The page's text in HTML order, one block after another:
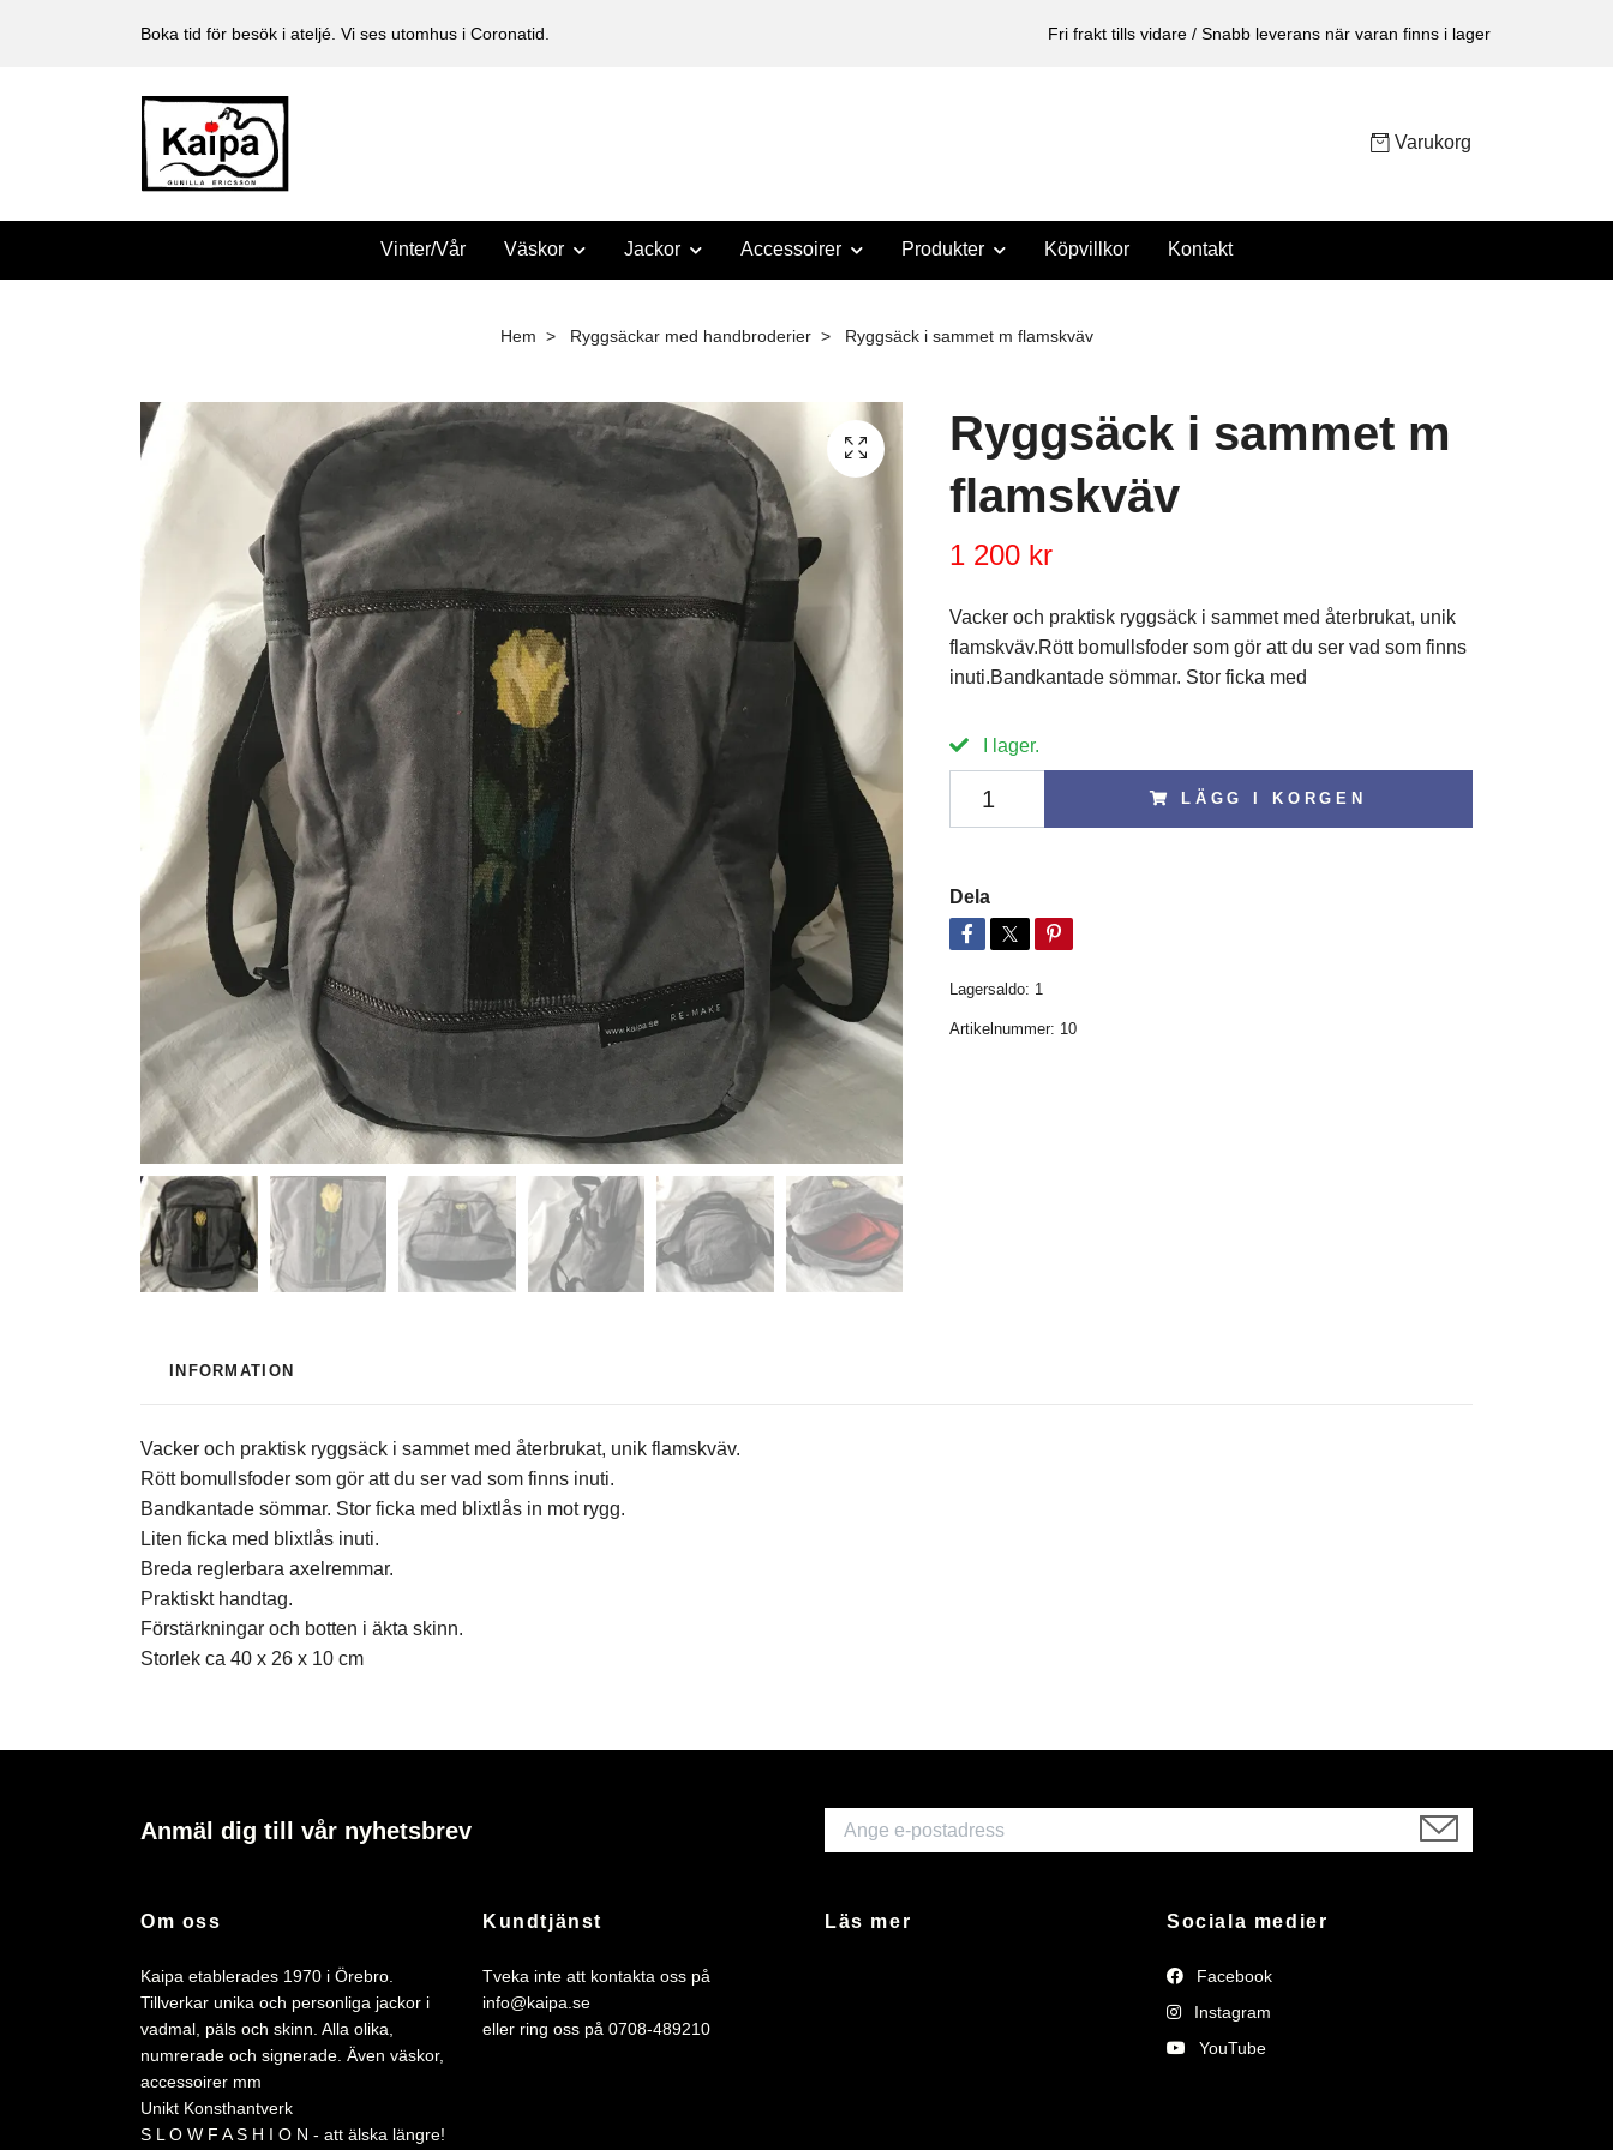
Boka tid för besök i ateljé. Vi ses utomhus i Coronatid. Fri frakt tills vidare / Snabb leverans när varan finns i lager
Varukorg
Vinter/Vår Väskor Jackor Accessoirer Produkter Köpvillkor Kontakt
Hem Ryggsäckar med handbroderier Ryggsäck i sammet m flamskväv
Ryggsäck i sammet m
flamskväv
1 200 kr
Vacker och praktisk ryggsäck i sammet med återbrukat, unik
flamskväv.Rött bomullsfoder som gör att du ser vad som finns
inuti.Bandkantade sömmar. Stor ficka med
I lager.
LÄGG I KORGEN
Dela
Lagersaldo: 1
Artikelnummer: 10
INFORMATION
Vacker och praktisk ryggsäck i sammet med återbrukat, unik flamskväv.
Rött bomullsfoder som gör att du ser vad som finns inuti.
Bandkantade sömmar. Stor ficka med blixtlås in mot rygg.
Liten ficka med blixtlås inuti.
Breda reglerbara axelremmar.
Praktiskt handtag.
Förstärkningar och botten i äkta skinn.
Storlek ca 40 x 26 x 10 cm
Anmäl dig till vår nyhetsbrev
Om oss
Kaipa etablerades 1970 i Örebro.
Tillverkar unika och personliga jackor i
vadmal, päls och skinn. Alla olika,
numrerade och signerade. Även väskor,
accessoirer mm
Unikt Konsthantverk
S L O W F A S H I O N - att älska längre!
Kundtjänst
Tveka inte att kontakta oss på
info@kaipa.se
eller ring oss på 0708-489210
Läs mer Sociala medier
Facebook
Instagram
YouTube